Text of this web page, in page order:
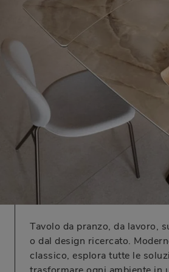
Tavolo da pranzo, da lavoro,
o dal design ricercato.
classico, esplora tutte le